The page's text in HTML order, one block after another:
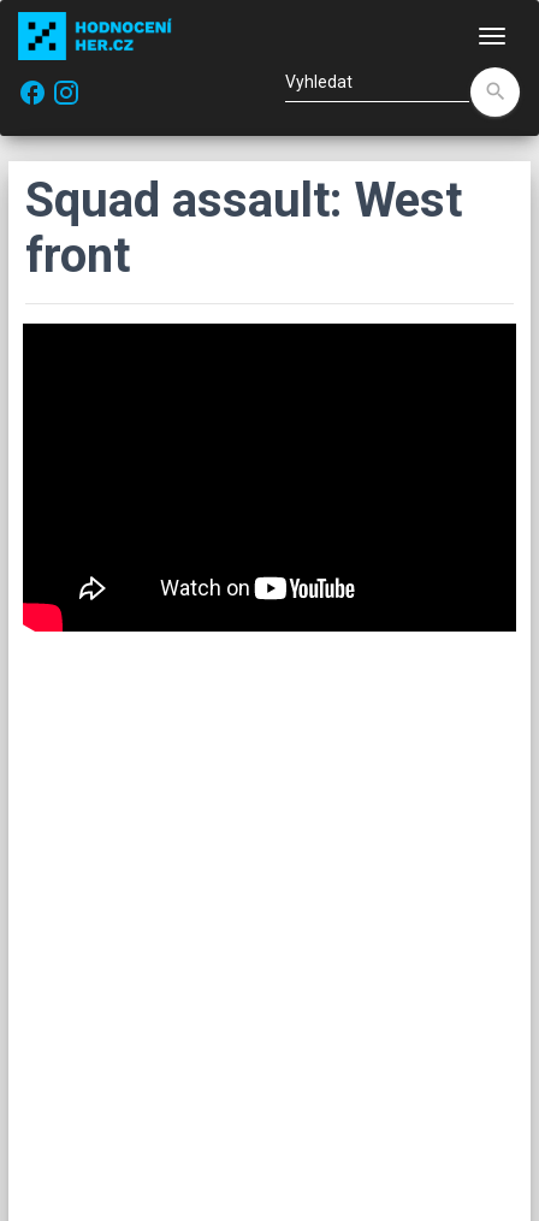
facebook
search
Squad assault: West
front